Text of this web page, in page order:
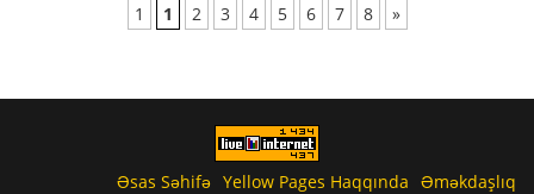
1 1 2 3 4 5 6 7 8 »
Əsas Səhifə Yellow Pages Haqqında Əməkdaşlıq